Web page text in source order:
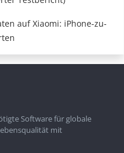
auf Xiaomi: iPhone-zu-
Software für globale
mit